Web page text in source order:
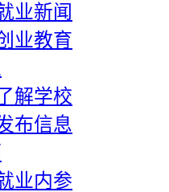
业新闻
业教育
解学校
布信息
业内参